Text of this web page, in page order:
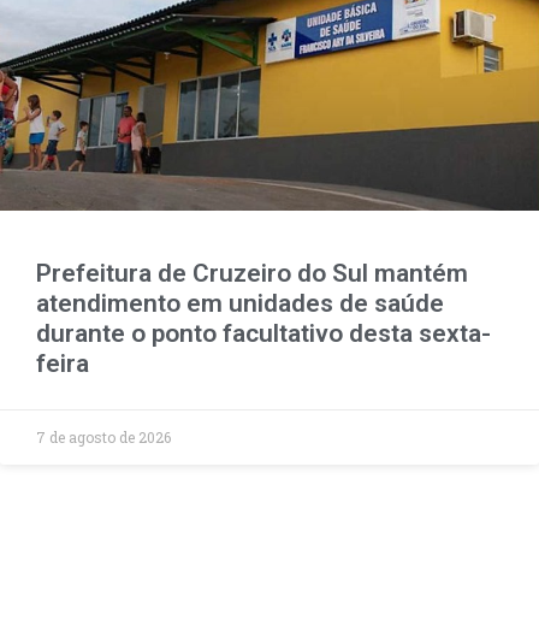
Prefeitura de Cruzeiro do Sul mantém
atendimento em unidades de saúde
durante o ponto facultativo desta sexta-
feira
7 de agosto de 2026